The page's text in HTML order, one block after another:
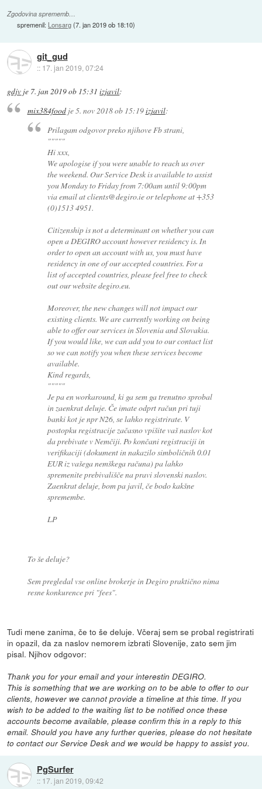
Zgodovina sprememb…
spremenil: Lonsarg(7. jan 2019 ob 18:10)
git_gud
:: 17. jan 2019, 07:24
gdjv je 7. jan 2019 ob 15:31 izjavil:
mix384foodje5. nov 2018 ob 15:19izjavil:
Prilagam odgovor preko njihove Fb strani,
"""""
Hi xxx,
We apologise if you were unable to reach us over
the weekend. Our Service Desk is available to assist
you Monday to Friday from 7:00am until 9:00pm
via email at clients@degiro.ie or telephone at +353
(0)1513 4951.
Citizenship is not a determinant on whether you can
open a DEGIRO account however residency is. In
order to open an account with us, you must have
residency in one of our accepted countries. For a
list of accepted countries, please feel free to check
out our website degiro.eu.
Moreover, the new changes will not impact our
existing clients. We are currently working on being
able to offer our services in Slovenia and Slovakia.
If you would like, we can add you to our contact list
so we can notify you when these services become
available.
Kind regards,
"""""
Je pa en workaround, ki ga sem ga trenutno sprobal
in zaenkrat deluje. Če imate odprt račun pri tuji
banki kot je npr N26, se lahko registrirate. V
postopku registracije začasno vpišite vaš naslov kot
da prebivate v Nemčiji. Po končani registraciji in
verifikaciji (dokument in nakazilo simboličnih 0.01
EUR iz vašega nemškega računa) pa lahko
spremenite prebivališče na pravi slovenski naslov.
Zaenkrat deluje, bom pa javil, če bodo kakšne
spremembe.
LP
To še deluje?
Sem pregledal vse online brokerje in Degiro praktično nima
resne konkurence pri "fees".
Tudi mene zanima, če to še deluje. Včeraj sem se probal registrirati
in opazil, da za naslov nemorem izbrati Slovenije, zato sem jim
pisal. Njihov odgovor:
Thank you for your email and your interestin DEGIRO.
This is something that we are working on to be able to offer to our
clients, however we cannot provide a timeline at this time. If you
wish to be added to the waiting list to be notified once these
accounts become available, please confirm this in a reply to this
email. Should you have any further queries, please do not hesitate
to contact our Service Desk and we would be happy to assist you.
PgSurfer
:: 17. jan 2019, 09:42